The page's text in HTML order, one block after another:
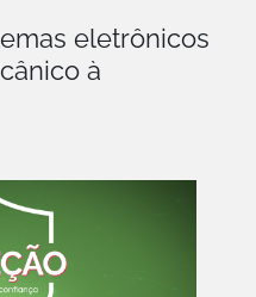
eletrônicos
à